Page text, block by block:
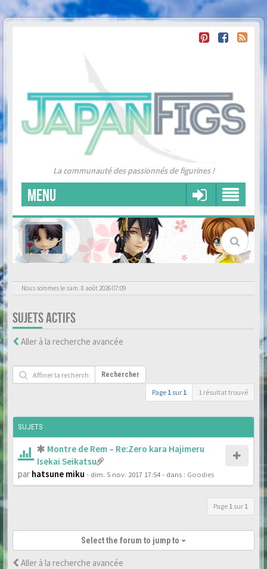
La communauté des passionnés de figurines !
MENU
Nous sommes le sam. 8 août 2026 07:09
SUJETS ACTIFS
Aller à la recherche avancée
Rechercher
Page 1 sur 1 1 résultat trouvé
SUJETS
Montre de Rem – Re:Zero kara Hajimeru
Isekai Seikatsu
par hatsune miku - dim. 5 nov. 2017 17:54- dans : Goodies
Page 1 sur 1
Select the forum to jump to
Aller à la recherche avancée